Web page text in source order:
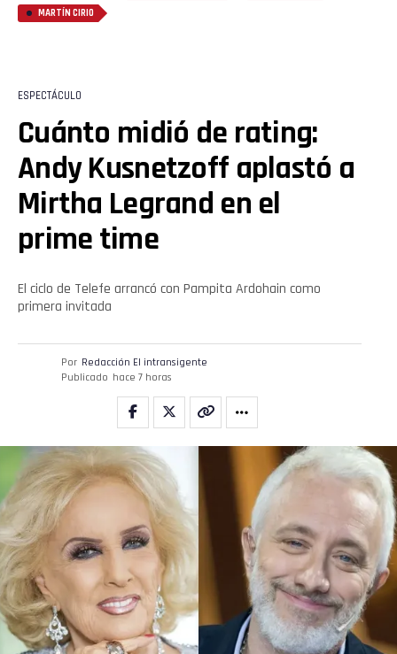
MARTÍN CIRIO
ESPECTÁCULO
Cuánto midió de rating:
Andy Kusnetzoff aplastó a
Mirtha Legrand en el
prime time
El ciclo de Telefe arrancó con Pampita Ardohain como
primera invitada
Por Redacción El intransigente
Publicado hace 7 horas